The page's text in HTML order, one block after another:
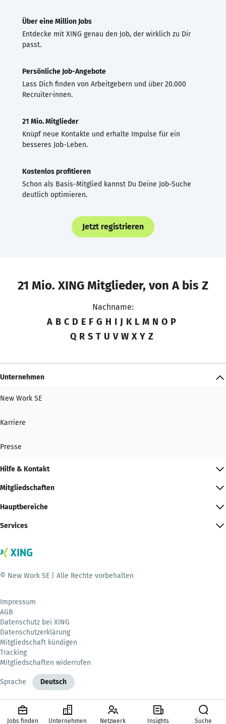
Über eine Million Jobs
Entdecke mit XING genau den Job, der wirklich zu Dir
passt.
Persönliche Job-Angebote
Lass Dich finden von Arbeitgebern und über 20.000
Recruiter·innen.
21 Mio. Mitglieder
Knüpf neue Kontakte und erhalte Impulse für ein
besseres Job-Leben.
Kostenlos profitieren
Schon als Basis-Mitglied kannst Du Deine Job-Suche
deutlich optimieren.
Jetzt registrieren
21 Mio. XING Mitglieder, von A bis Z
Nachname:
A B C D E F G H I J K L M N O P
Q R S T U V W X Y Z
Unternehmen
New Work SE
Karriere
Presse
Hilfe & Kontakt
Mitgliedschaften
Hauptbereiche
Services
© New Work SE | Alle Rechte vorbehalten
Impressum
AGB
Datenschutz bei XING
Datenschutzerklärung
Mitgliedschaft kündigen
Tracking
Mitgliedschaften widerrufen
Sprache Deutsch
Jobs finden Unternehmen Netzwerk Insights Suche